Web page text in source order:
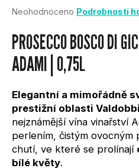
Průměrné
produktu
je
0,0
z
hvězdiček.
Neohodnoceno Podrobnosti
PROSECCO BOSCO DI
ADAMI | 0,75L
Elegantní a mimořádně
prestižní oblasti
nejznámější vína vinařství
perlením, čistým ovocným
chutí, ve které se prolínají
bílé květy.
Í
T
?
HLEDAT